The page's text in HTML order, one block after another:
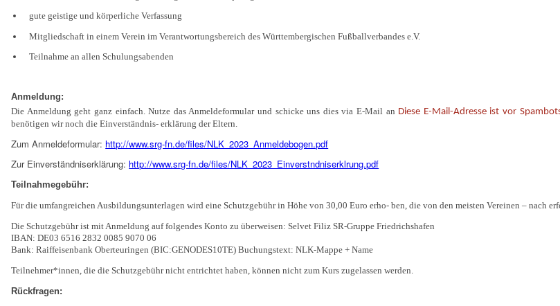
gute geistige und körperliche Verfassung
Mitgliedschaft in einem Verein im Verantwortungsbereich des Württembergischen Fußballverbandes e.V.
Teilnahme an allen Schulungsabenden
Anmeldung:
Die Anmeldung geht ganz einfach. Nutze das Anmeldeformular und schicke uns dies via E-Mail an Diese E-Mail-Adresse ist vor
benötigen wir noch die Einverständnis- erklärung der Eltern.
Zum Anmeldeformular: http://www.srg-fn.de/files/NLK_2023_Anmeldebogen.pdf
Zur Einverständniserklärung: http://www.srg-fn.de/files/NLK_2023_Einverstndniserklrung.pdf
Teilnahmegebühr:
Für die umfangreichen Ausbildungsunterlagen wird eine Schutzgebühr in Höhe von 30,00 Euro erho- ben, die von den meisten Vereinen – nach
Die Schutzgebühr ist mit Anmeldung auf folgendes Konto zu überweisen: Selvet Filiz SR-Gruppe Friedrichshafen
IBAN: DE03 6516 2832 0085 9070 06
Bank: Raiffeisenbank Oberteuringen (BIC:GENODES10TE) Buchungstext: NLK-Mappe + Name
Teilnehmer*innen, die die Schutzgebühr nicht entrichtet haben, können nicht zum Kurs zugelassen werden.
Rückfragen: